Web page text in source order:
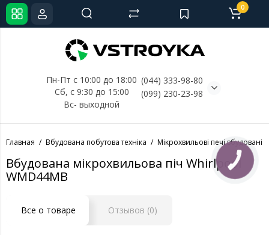
Пн-Пт с 10:00 до 18:00
Сб, с 9:30 до 15:00
Вс- выходной
(044) 333-98-80
(099) 230-23-98
0
Главная Вбудована побутова техніка Мікрохвильові печі вбудовані
Вбудована мікрохвильова піч Whirlpool
WMD44MB
Все о товаре Отзывов (0)
КНОПКА
СВЯЗИ